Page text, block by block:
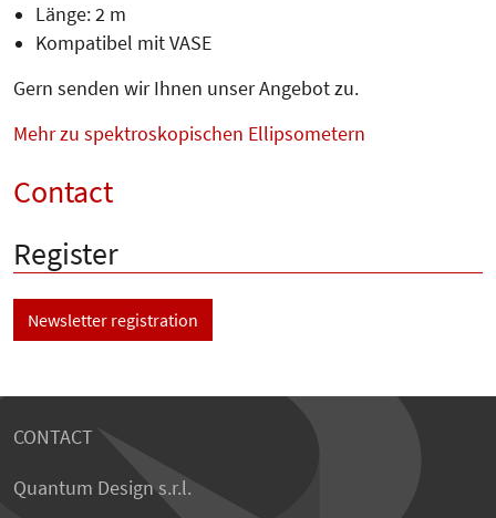
Länge: 2 m
Kompatibel mit VASE
Gern senden wir Ihnen unser Angebot zu.
Mehr zu spektroskopischen Ellipsometern
Contact
Register
Newsletter registration
CONTACT
Quantum Design s.r.l.